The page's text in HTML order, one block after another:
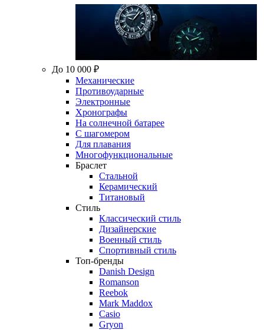
До 10 000 ₽
Механические
Противоударные
Электронные
Хронографы
На солнечной батарее
С шагомером
Для плавания
Многофункциональные
Браслет
Стальной
Керамический
Титановый
Стиль
Классический стиль
Дизайнерские
Военный стиль
Спортивный стиль
Топ-бренды
Danish Design
Romanson
Reebok
Mark Maddox
Casio
Gryon